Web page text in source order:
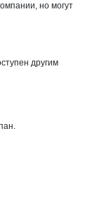
но могут
другим